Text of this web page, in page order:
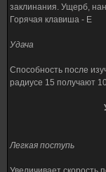
заклинания. Ущерб,
Горячая клавиша - E
Удача
Способность после
радиусе 15 получают
Легкая поступь